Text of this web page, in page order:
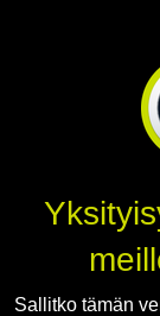
Sallitko tämän